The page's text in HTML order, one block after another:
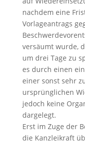
nachdem eine
Vorlageantrags
versäumt wurde,
um drei Tage zu
es durch einen
einer sonst sehr
ursprünglichen
jedoch keine
dargelegt.
Erst im Zuge der
die Kanzleikraft